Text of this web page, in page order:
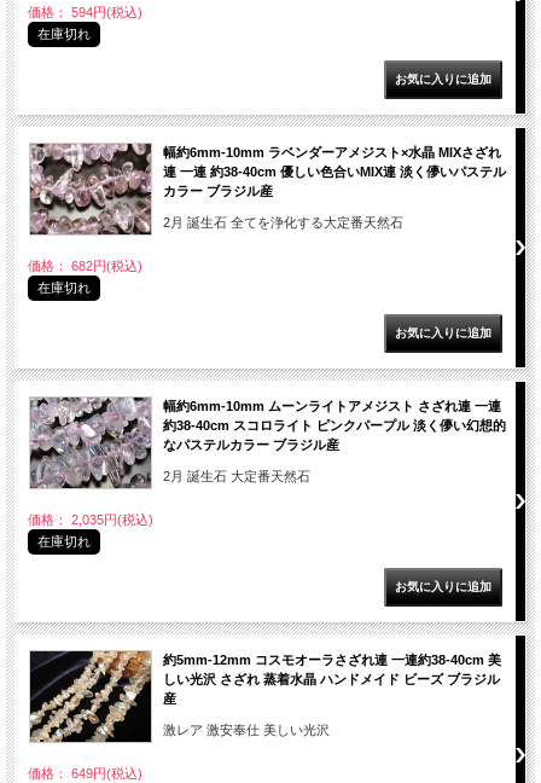
価格： 594円(税込)
在庫切れ
幅約6mm-10mm ラベンダーアメジスト×水晶 MIXさざれ
連 一連 約38-40cm 優しい色合いMIX連 淡く儚いパステル
カラー ブラジル産
2月 誕生石 全てを浄化する大定番天然石
価格： 682円(税込)
在庫切れ
幅約6mm-10mm ムーンライトアメジスト さざれ連 一連
約38-40cm スコロライト ピンクパープル 淡く儚い幻想的
なパステルカラー ブラジル産
2月 誕生石 大定番天然石
価格： 2,035円(税込)
在庫切れ
約5mm-12mm コスモオーラさざれ連 一連約38-40cm 美
しい光沢 さざれ 蒸着水晶 ハンドメイド ビーズ ブラジル
産
激レア 激安奉仕 美しい光沢
価格： 649円(税込)